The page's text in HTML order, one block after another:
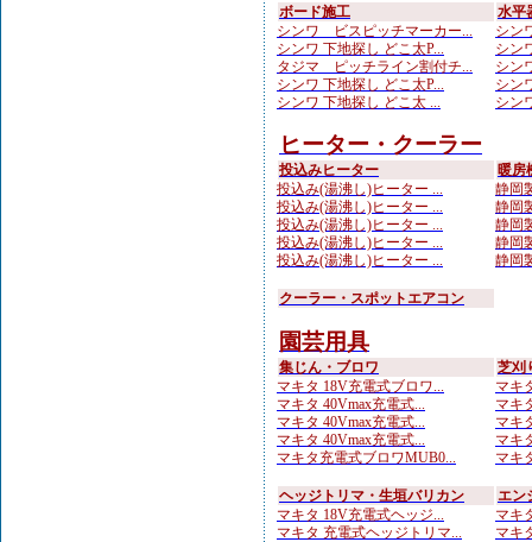
ボード施工
シンワ ビスピッチマーカー...
シンワ 下地探し どこ太P...
タジマ ピッチライン割付チ...
シンワ 下地探し どこ太P...
シンワ 下地探し どこ太 ...
水平
シン
シン
シン
シン
シン
ヒーター・クーラー
投込みヒーター
投込み(湯沸し)ヒーター ...
投込み(湯沸し)ヒーター ...
投込み(湯沸し)ヒーター ...
投込み(湯沸し)ヒーター ...
投込み(湯沸し)ヒーター ...
暖房
静岡
静岡
静岡
静岡
静岡
クーラー・スポットエアコン
園芸用具
集じん・ブロワ
マキタ 18V充電式ブロワ...
マキタ 40Vmax充電式...
マキタ 40Vmax充電式...
マキタ 40Vmax充電式...
マキタ充電式ブロワMUB0...
芝刈
マキ
マキ
マキ
マキ
マキ
ヘッジトリマ・生垣バリカン
マキタ 18V充電式ヘッジ...
マキタ 充電式ヘッジトリマ...
エン
マキ
マキ